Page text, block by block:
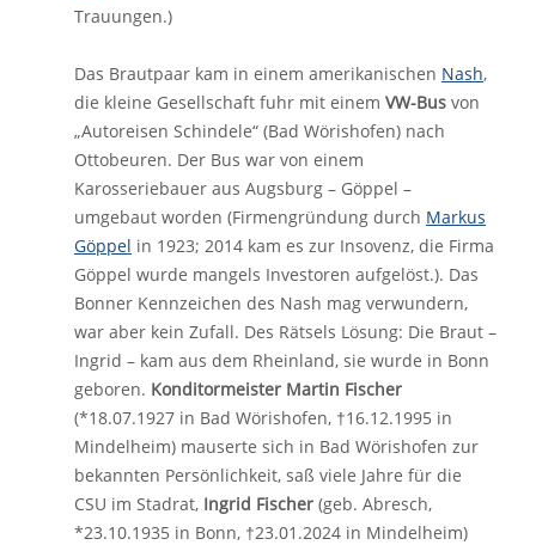
Trauungen.)
Das Brautpaar kam in einem amerikanischen Nash,
die kleine Gesellschaft fuhr mit einem VW-Bus von
„Autoreisen Schindele“ (Bad Wörishofen) nach
Ottobeuren. Der Bus war von einem
Karosseriebauer aus Augsburg – Göppel –
umgebaut worden (Firmengründung durch Markus
Göppel in 1923; 2014 kam es zur Insovenz, die Firma
Göppel wurde mangels Investoren aufgelöst.). Das
Bonner Kennzeichen des Nash mag verwundern,
war aber kein Zufall. Des Rätsels Lösung: Die Braut –
Ingrid – kam aus dem Rheinland, sie wurde in Bonn
geboren. Konditormeister Martin Fischer
(*18.07.1927 in Bad Wörishofen, †16.12.1995 in
Mindelheim) mauserte sich in Bad Wörishofen zur
bekannten Persönlichkeit, saß viele Jahre für die
CSU im Stadrat, Ingrid Fischer (geb. Abresch,
*23.10.1935 in Bonn, †23.01.2024 in Mindelheim)